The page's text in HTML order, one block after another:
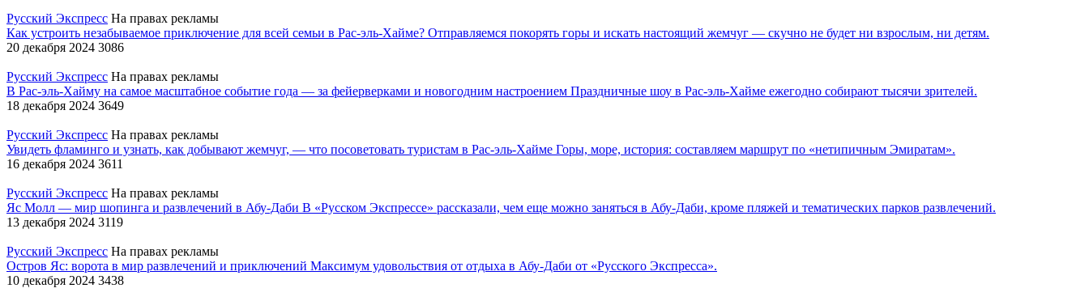
Русский Экспресс На правах рекламы
Как устроить незабываемое приключение для всей семьи в Рас-эль-Хайме? Отправляемся покорять горы и искать настоящий жемчуг — скучно не будет ни взрослым, ни детям.
20 декабря 2024 3086
Русский Экспресс На правах рекламы
В Рас-эль-Хайму на самое масштабное событие года — за фейерверками и новогодним настроением Праздничные шоу в Рас-эль-Хайме ежегодно собирают тысячи зрителей.
18 декабря 2024 3649
Русский Экспресс На правах рекламы
Увидеть фламинго и узнать, как добывают жемчуг, — что посоветовать туристам в Рас-эль-Хайме Горы, море, история: составляем маршрут по «нетипичным Эмиратам».
16 декабря 2024 3611
Русский Экспресс На правах рекламы
Яс Молл — мир шопинга и развлечений в Абу-Даби В «Русском Экспрессе» рассказали, чем еще можно заняться в Абу-Даби, кроме пляжей и тематических парков развлечений.
13 декабря 2024 3119
Русский Экспресс На правах рекламы
Остров Яс: ворота в мир развлечений и приключений Максимум удовольствия от отдыха в Абу-Даби от «Русского Экспресса».
10 декабря 2024 3438